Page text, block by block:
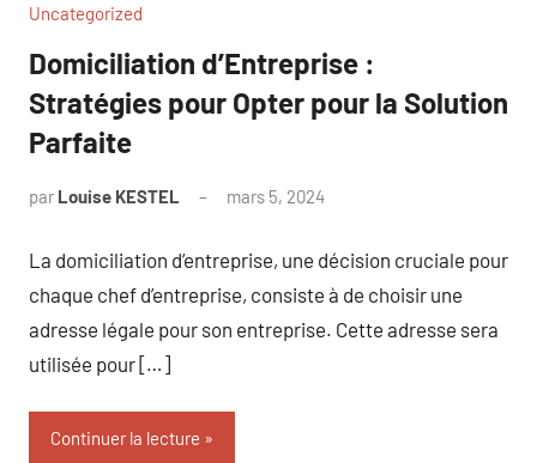
Uncategorized
Domiciliation d’Entreprise :
Stratégies pour Opter pour la Solution
Parfaite
par Louise KESTEL mars 5, 2024
La domiciliation d’entreprise, une décision cruciale pour
chaque chef d’entreprise, consiste à de choisir une
adresse légale pour son entreprise. Cette adresse sera
utilisée pour […]
Continuer la lecture